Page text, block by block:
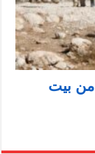
من بيت